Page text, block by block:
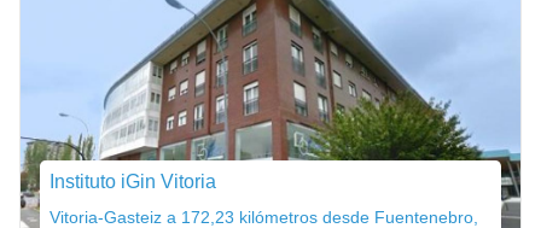
Instituto iGin Vitoria
Vitoria-Gasteiz a 172,23 kilómetros desde Fuentenebro,